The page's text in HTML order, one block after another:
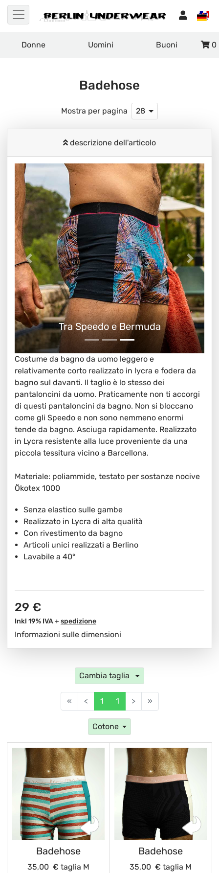
Donne Uomini Buoni 0
Badehose
Mostra per pagina 28
descrizione dell'articolo
Tra Speedo e Bermuda
Costume da bagno da uomo leggero e
relativamente corto realizzato in lycra e fodera da
bagno sul davanti. Il taglio è lo stesso dei
pantaloncini da uomo. Praticamente non ti accorgi
di questi pantaloncini da bagno. Non si bloccano
come gli Speedo e non sono nemmeno enormi
tende da bagno. Asciuga rapidamente. Realizzato
in Lycra resistente alla luce proveniente da una
piccola tessitura vicino a Barcellona.
Materiale: poliammide, testato per sostanze nocive
Ökotex 1000
Senza elastico sulle gambe
Realizzato in Lycra di alta qualità
Con rivestimento da bagno
Articoli unici realizzati a Berlino
Lavabile a 40°
29 €
Inkl 19% IVA + spedizione
Informazioni sulle dimensioni
Cambia taglia
« < 1 1 > »
Cotone
Badehose
35,00 € taglia M
Badehose
35,00 € taglia M